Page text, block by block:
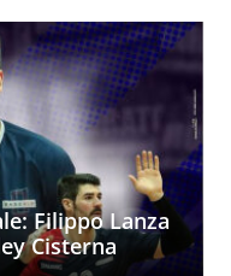
Filippo Lanza
Cisterna